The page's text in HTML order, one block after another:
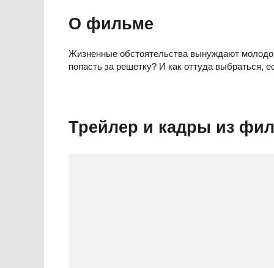
О фильме
Жизненные обстоятельства вынуждают
попасть за решетку? И как оттуда выбраться,
Трейлер и кадры из